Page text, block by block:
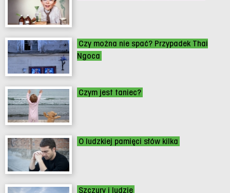
Czy można nie spać? Przypadek Thai
Ngoca
Czym jest taniec?
O ludzkiej pamięci słów kilka
Szczury i ludzie